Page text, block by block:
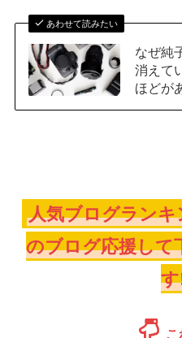
あわせて読みたい
なぜ純
消えて
ほどが
人気ブログラン
のブログ応援して